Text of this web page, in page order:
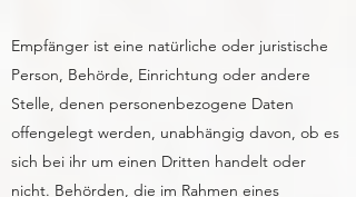
Empfänger ist eine natürliche oder juristische
Person, Behörde, Einrichtung oder andere
Stelle, denen personenbezogene Daten
offengelegt werden, unabhängig davon, ob es
sich bei ihr um einen Dritten handelt oder
nicht. Behörden, die im Rahmen eines